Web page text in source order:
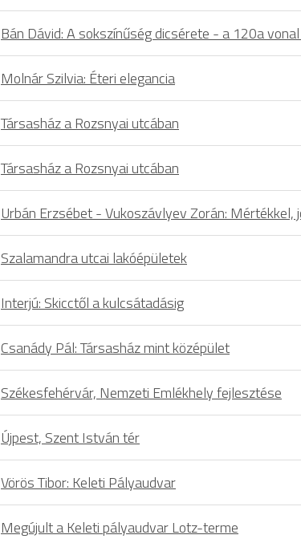
Bán Dávid: A sokszínűség dicsérete - a 120a
Molnár Szilvia: Éteri elegancia
Társasház a Rozsnyai utcában
Társasház a Rozsnyai utcában
Urbán Erzsébet - Vukoszávlyev Zorán: Mértékkel,
Szalamandra utcai lakóépületek
Interjú: Skicctől a kulcsátadásig
Csanády Pál: Társasház mint középület
Székesfehérvár, Nemzeti Emlékhely fejlesztése
Újpest, Szent István tér
Vörös Tibor: Keleti Pályaudvar
Megújult a Keleti pályaudvar Lotz-terme